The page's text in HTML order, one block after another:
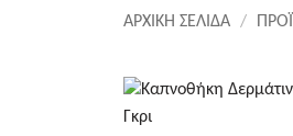
ΑΡΧΙΚΉ ΣΕΛΊΔΑ /
+